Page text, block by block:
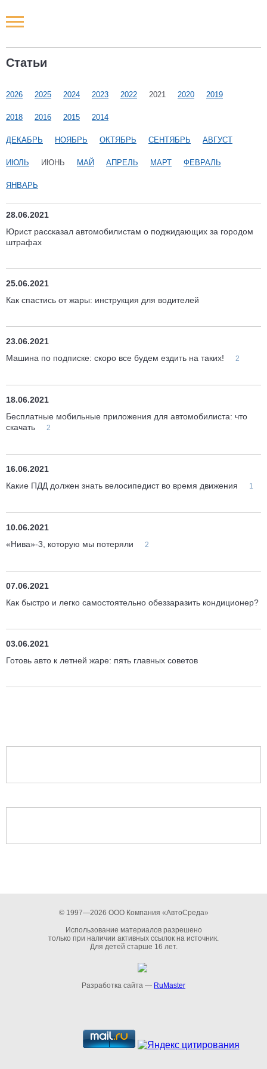
Статьи
2026 2025 2024 2023 2022 2021 2020 2019
2018 2016 2015 2014
ДЕКАБРЬ НОЯБРЬ ОКТЯБРЬ СЕНТЯБРЬ АВГУСТ
ИЮЛЬ ИЮНЬ МАЙ АПРЕЛЬ МАРТ ФЕВРАЛЬ
ЯНВАРЬ
28.06.2021
Юрист рассказал автомобилистам о поджидающих за городом
штрафах
25.06.2021
Как спастись от жары: инструкция для водителей
23.06.2021
Машина по подписке: скоро все будем ездить на таких!
2
18.06.2021
Бесплатные мобильные приложения для автомобилиста: что
скачать
2
16.06.2021
Какие ПДД должен знать велосипедист во время движения
1
10.06.2021
«Нива»-3, которую мы потеряли
2
07.06.2021
Как быстро и легко самостоятельно обеззаразить кондиционер?
03.06.2021
Готовь авто к летней жаре: пять главных советов
© 1997—2026 ООО Компания «АвтоСреда»
Использование материалов разрешено
только при наличии активных ссылок на источник.
Для детей старше 16 лет.
Разработка сайта — RuMaster
Новости РФ
Наши мероприятия
Статьи